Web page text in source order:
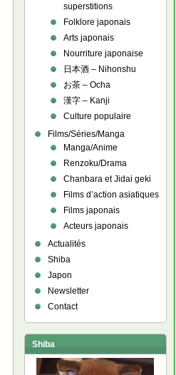
superstitions
Folklore japonais
Arts japonais
Nourriture japonaise
日本酒 – Nihonshu
お茶 – Ocha
漢字 – Kanji
Culture populaire
Films/Séries/Manga
Manga/Anime
Renzoku/Drama
Chanbara et Jidai geki
Films d’action asiatiques
Films japonais
Acteurs japonais
Actualités
Shiba
Japon
Newsletter
Contact
Shiba